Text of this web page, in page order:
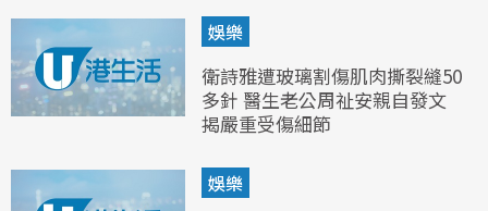
娛樂
衛詩雅遭玻璃割傷肌肉撕裂縫50
多針 醫生老公周祉安親自發文
揭嚴重受傷細節
娛樂